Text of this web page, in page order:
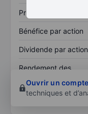
Prix / ventes
Bénéfice par action
Dividende par action
Rendement des
Ouvrir un compte
techniques et